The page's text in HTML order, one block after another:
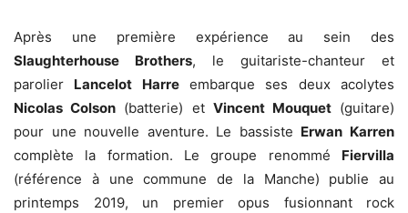
Après une première expérience au sein des
Slaughterhouse Brothers, le guitariste-chanteur et
parolier Lancelot Harreembarque ses deux acolytes
Nicolas Colson (batterie) et Vincent Mouquet(guitare)
pour une nouvelle aventure. Le bassiste Erwan Karren
complète la formation. Le groupe renommé Fiervilla
(référence à une commune de la Manche) publie au
printemps 2019, un premier opus fusionnant rock